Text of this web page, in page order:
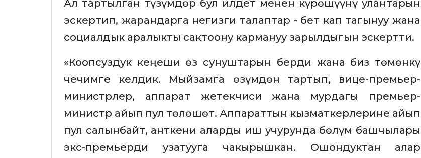
Ал тартылган түзүмдөр бул илдет менен күрөшүүнү улантарын
эскертип, жарандарга негизги талаптар - бет кап тагынуу жана
социалдык аралыкты сактоону кармануу зарылдыгын эскертти.
«Коопсуздук кеңеши өз сунуштарын берди жана биз төмөнкү
чечимге келдик. Мыйзамга өзүмдөн тартып, вице-премьер-
министрлер, аппарат жетекчиси жана мурдагы премьер-
министр айып пул төлөшөт. Аппараттын кызматкерлерине айып
пул салынбайт, анткени аларды иш учурунда бөлүм башчылары
экс-премьерди узатууга чакырышкан. Ошондуктан алар